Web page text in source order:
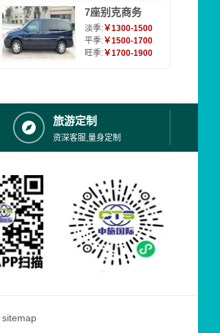
7座别克商务
淡季:￥1300-1500
平季:￥1500-1700
旺季:￥1700-1900
旅游定制
资深客服,量身定制
sitemap